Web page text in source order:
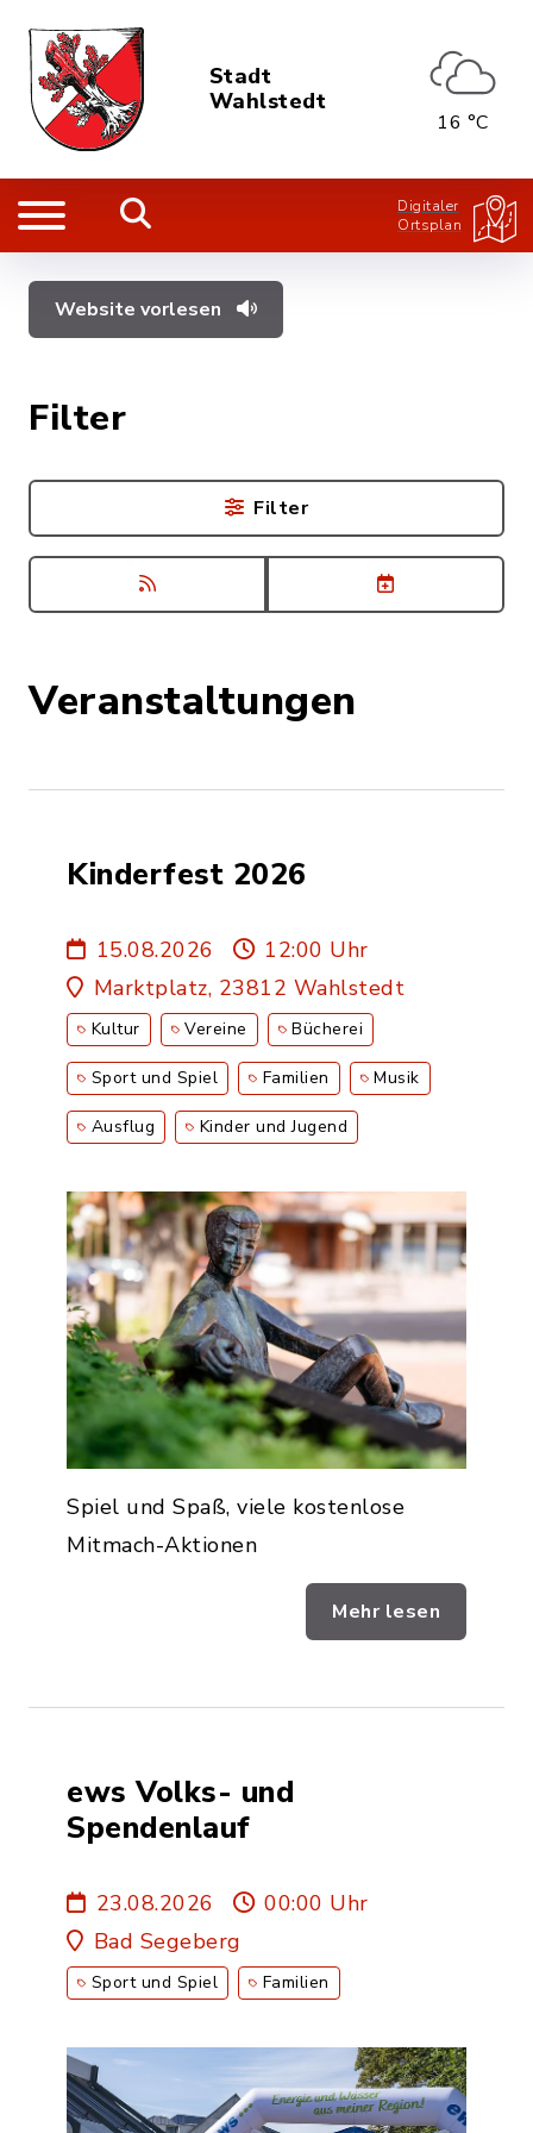
Stadt
Wahlstedt
16 °C
Digitaler
Ortsplan
Website vorlesen
Veranstaltungen
Kinderfest 2026
15.08.2026
12:00 Uhr
Marktplatz, 23812 Wahlstedt
Kultur Vereine Bücherei
Sport und Spiel Familien Musik
Ausflug Kinder und Jugend
Spiel und Spaß, viele kostenlose
Mitmach-Aktionen
Mehr lesen
ews Volks- und
Spendenlauf
23.08.2026
00:00 Uhr
Bad Segeberg
Sport und Spiel Familien
Filter
Filter